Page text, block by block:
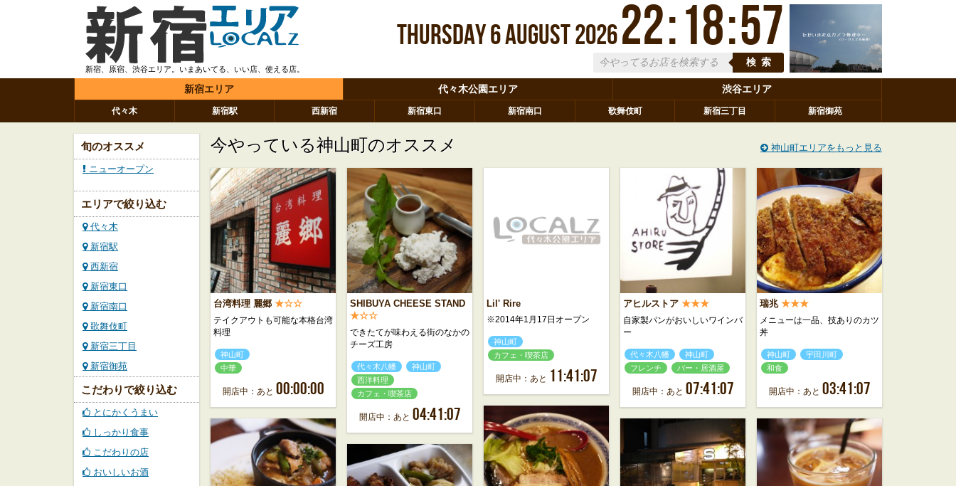
新宿、原宿、渋谷エリア。いまあいてる、いい店、使える店。
Thursday6August202622:18:57
検索
新宿エリア 代々木公園エリア 渋谷エリア
代々木 新宿駅 西新宿 新宿東口 新宿南口 歌舞伎町 新宿三丁目 新宿御苑
旬のオススメ
ニューオープン
エリアで絞り込む
代々木
新宿駅
西新宿
新宿東口
新宿南口
歌舞伎町
新宿三丁目
新宿御苑
こだわりで絞り込む
とにかくうまい
しっかり食事
こだわりの店
おいしいお酒
今やっている神山町のオススメ 神山町エリアをもっと見る
台湾料理 麗郷 ★☆☆
テイクアウトも可能な本格台湾
料理
神山町
中華
開店中：あと 00:00:00
SHIBUYA CHEESE STAND
★☆☆
できたてが味わえる街のなかの
チーズ工房
代々木八幡
神山町
西洋料理
カフェ・喫茶店
開店中：あと 04:41:07
Lil' Rire
※2014年1月17日オープン
神山町
カフェ・喫茶店
開店中：あと 11:41:07
アヒルストア ★★★
自家製パンがおいしいワインバ
ー
代々木八幡
神山町
フレンチ
バー・居酒屋
開店中：あと 07:41:07
瑞兆 ★★★
メニューは一品、技ありのカツ
丼
神山町
宇田川町
和食
開店中：あと 03:41:07